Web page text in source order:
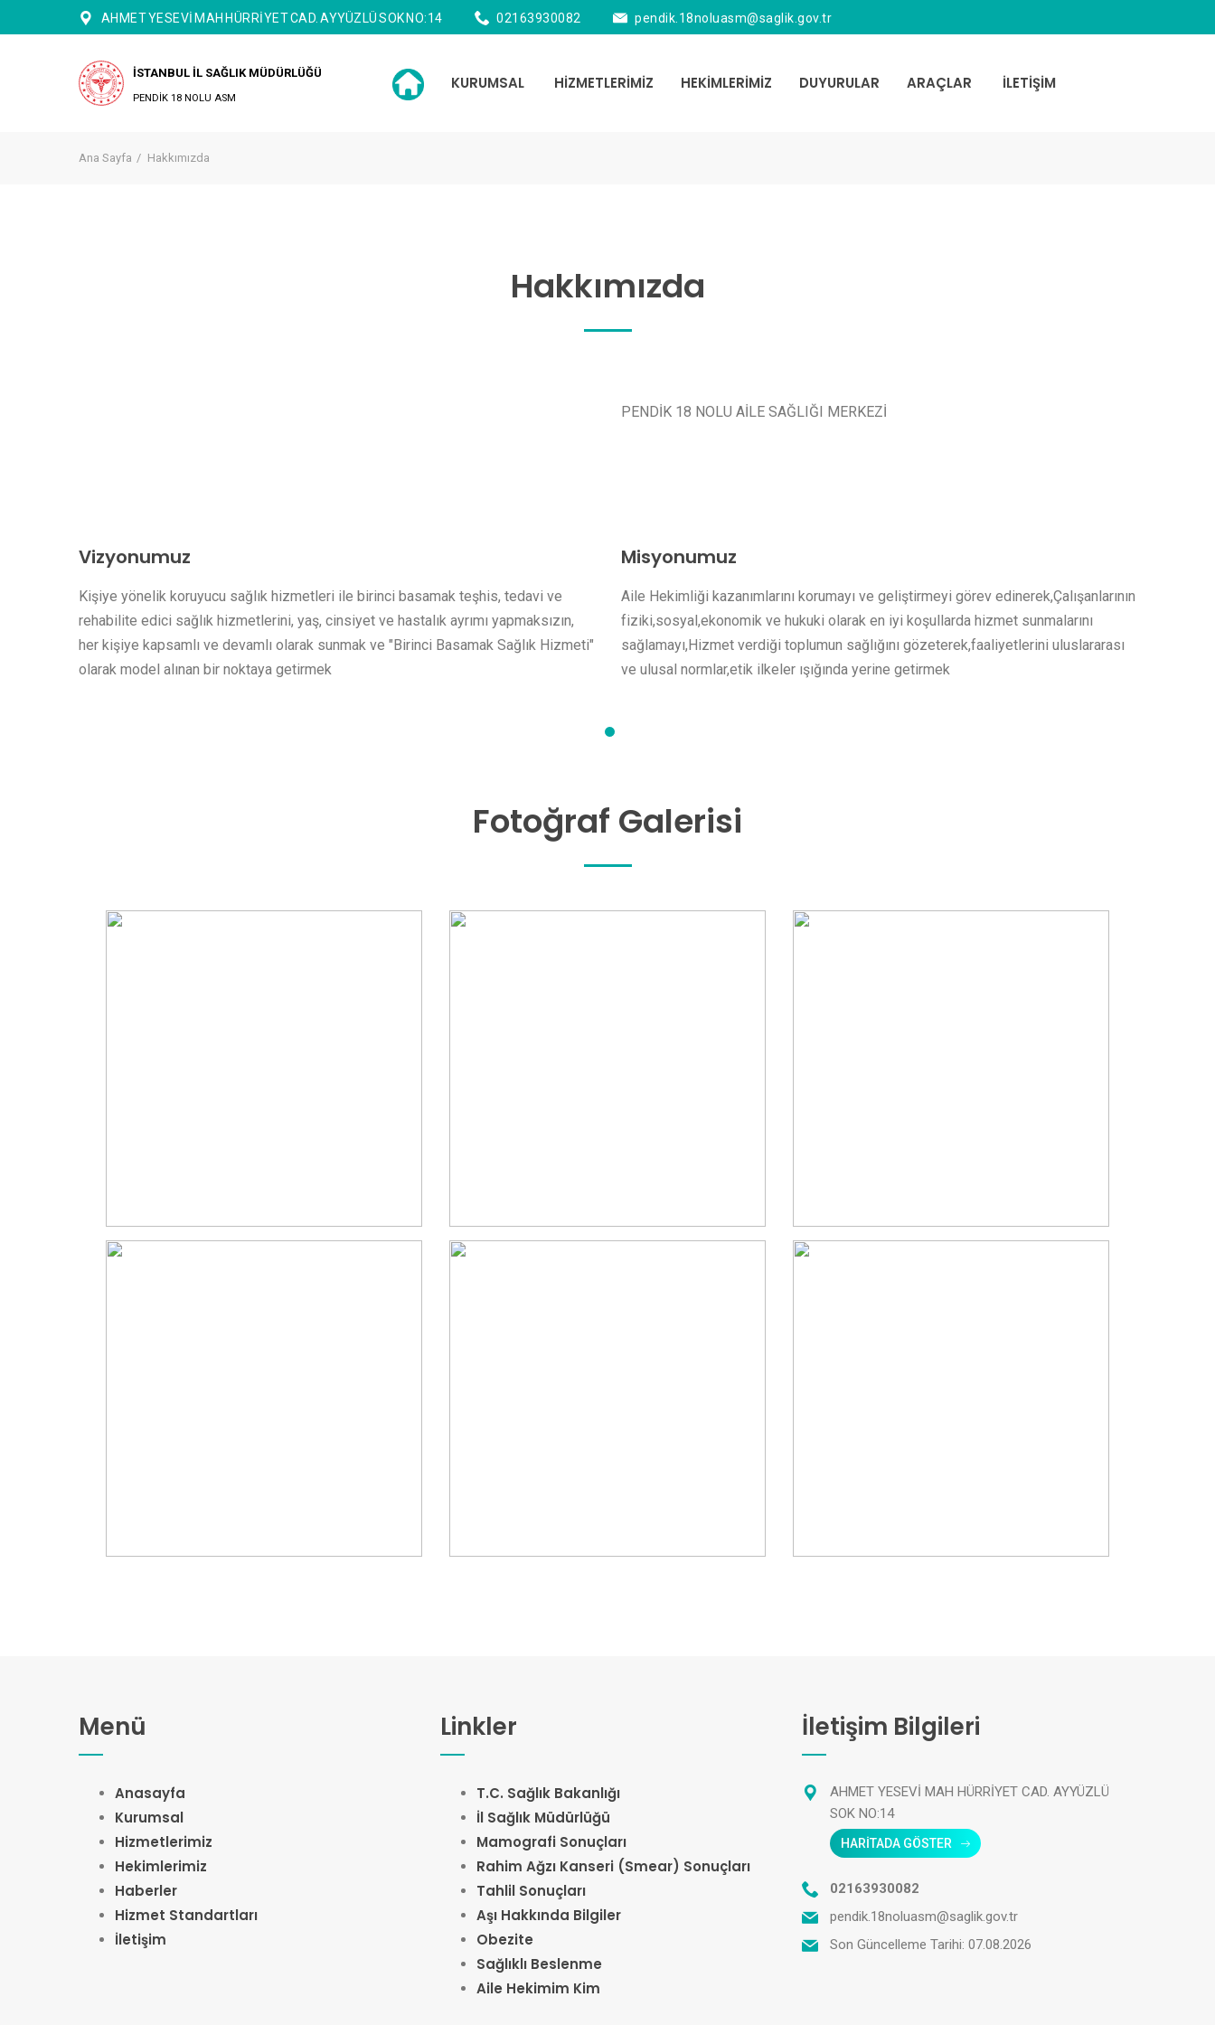
AHMET YESEVİ MAH HÜRRİYET CAD. AYYÜZLÜ SOK NO:14 02163930082 pendik.18noluasm@saglik.gov.tr
İSTANBUL İL SAĞLIK MÜDÜRLÜĞÜ
PENDİK 18 NOLU ASM
KURUMSAL HİZMETLERİMİZ HEKİMLERİMİZ DUYURULAR ARAÇLAR İLETİŞİM
Ana Sayfa Hakkımızda
Hakkımızda
PENDİK 18 NOLU AİLE SAĞLIĞI MERKEZİ
Vizyonumuz
Kişiye yönelik koruyucu sağlık hizmetleri ile birinci basamak teşhis, tedavi ve
rehabilite edici sağlık hizmetlerini, yaş, cinsiyet ve hastalık ayrımı yapmaksızın,
her kişiye kapsamlı ve devamlı olarak sunmak ve "Birinci Basamak Sağlık Hizmeti"
olarak model alınan bir noktaya getirmek
Misyonumuz
Aile Hekimliği kazanımlarını korumayı ve geliştirmeyi görev edinerek,Çalışanlarının
fiziki,sosyal,ekonomik ve hukuki olarak en iyi koşullarda hizmet sunmalarını
sağlamayı,Hizmet verdiği toplumun sağlığını gözeterek,faaliyetlerini uluslararası
ve ulusal normlar,etik ilkeler ışığında yerine getirmek
1
Fotoğraf Galerisi
Menü
Anasayfa
Kurumsal
Hizmetlerimiz
Hekimlerimiz
Haberler
Hizmet Standartları
İletişim
Linkler
T.C. Sağlık Bakanlığı
İl Sağlık Müdürlüğü
Mamografi Sonuçları
Rahim Ağzı Kanseri (Smear) Sonuçları
Tahlil Sonuçları
Aşı Hakkında Bilgiler
Obezite
Sağlıklı Beslenme
Aile Hekimim Kim
İletişim Bilgileri
AHMET YESEVİ MAH HÜRRİYET CAD. AYYÜZLÜ
SOK NO:14
HARİTADA GÖSTER
02163930082
pendik.18noluasm@saglik.gov.tr
Son Güncelleme Tarihi: 07.08.2026